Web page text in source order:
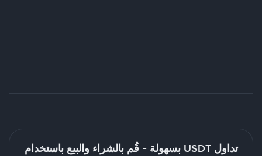
تداول USDT بسهولة - قُم بالشراء والبيع باستخدام